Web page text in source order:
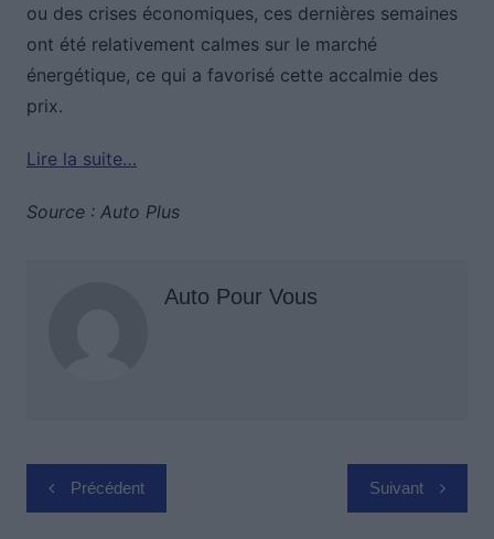
ou des crises économiques, ces dernières semaines
ont été relativement calmes sur le marché
énergétique, ce qui a favorisé cette accalmie des
prix.
Lire la suite…
Source : Auto Plus
Auto Pour Vous
Navigation
de
Précédent Suivant